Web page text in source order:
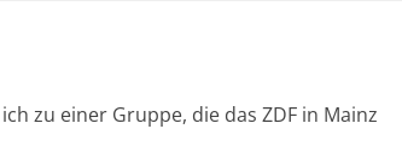
zu einer Gruppe, die das ZDF in Mainz